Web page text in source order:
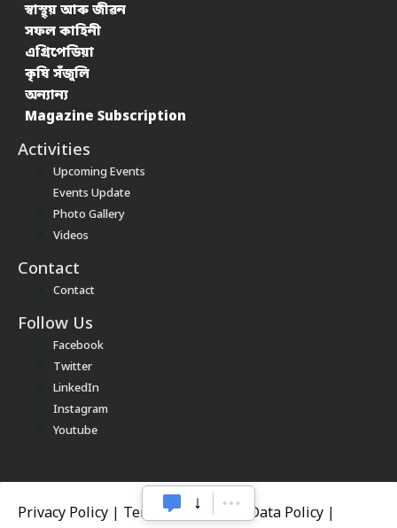
স্বাস্থ্য় আৰু জীৱন
সফল কাহিনী
এগ্ৰিপেডিয়া
কৃষি সঁজুলি
অন্যান্য
Magazine Subscription
Activities
Upcoming Events
Events Update
Photo Gallery
Videos
Contact
Contact
Follow Us
Facebook
Twitter
LinkedIn
Instagram
Youtube
Privacy Policy Terms of Service Data Policy